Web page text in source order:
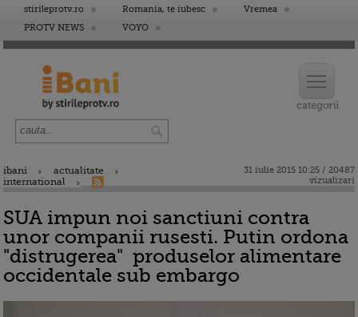
stirileprotv.ro Romania, te iubesc
Vremea
PROTV NEWS
VOYO
ibani
actualitate
international
31 iulie 2015 10:25 / 20487
vizualizari
SUA impun noi sanctiuni contra
unor companii rusesti. Putin ordona
"distrugerea" produselor alimentare
occidentale sub embargo